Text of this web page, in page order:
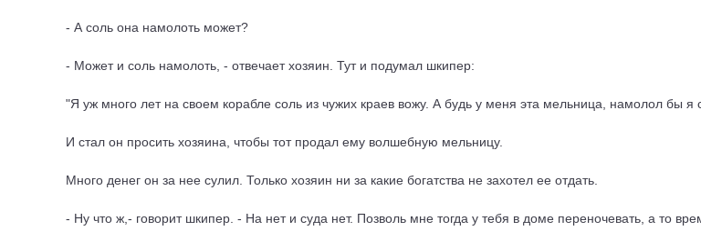
- А соль она намолоть может?
- Может и соль намолоть, - отвечает хозяин. Тут и подумал шкипер:
"Я уж много лет на своем корабле соль из чужих краев вожу. А будь у меня эта мельница, намолол бы
И стал он просить хозяина, чтобы тот продал ему волшебную мельницу.
Много денег он за нее сулил. Только хозяин ни за какие богатства не захотел ее отдать.
- Ну что ж,- говорит шкипер. - На нет и суда нет. Позволь мне тогда у тебя в доме переночевать, а то